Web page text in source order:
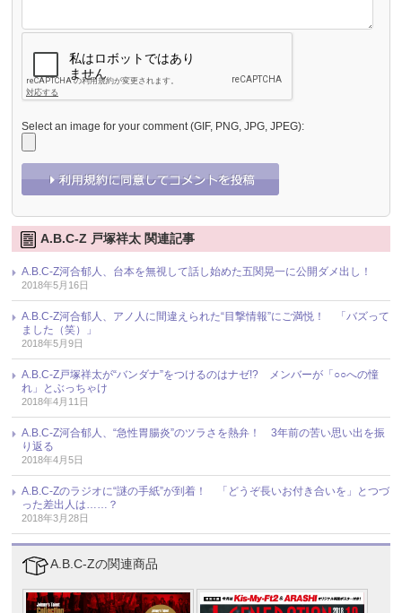
Select an image for your comment (GIF, PNG, JPG, JPEG):
A.B.C-Z 戸塚祥太 関連記事
A.B.C-Z河合郁人、台本を無視して話し始めた五関晃一に公開ダメ出し！
2018年5月16日
A.B.C-Z河合郁人、アノ人に間違えられた“目撃情報”にご満悦！ 「バズって
ました（笑）」
2018年5月9日
A.B.C-Z戸塚祥太が“バンダナ”をつけるのはナゼ!? メンバーが「○○への憧
れ」とぶっちゃけ
2018年4月11日
A.B.C-Z河合郁人、“急性胃腸炎”のツラさを熱弁！ 3年前の苦い思い出を振
り返る
2018年4月5日
A.B.C-Zのラジオに“謎の手紙”が到着！ 「どうぞ長いお付き合いを」とつづ
った差出人は……？
2018年3月28日
A.B.C-Zの関連商品